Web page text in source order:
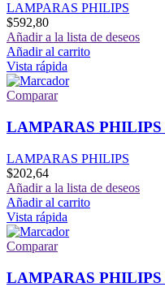
LAMPARAS PHILIPS
$592,80
Añadir a la lista de deseos
Añadir al carrito
Vista rápida
Comparar
LAMPARAS PHILIPS
LAMPARAS PHILIPS
$202,64
Añadir a la lista de deseos
Añadir al carrito
Vista rápida
Comparar
LAMPARAS PHILIPS